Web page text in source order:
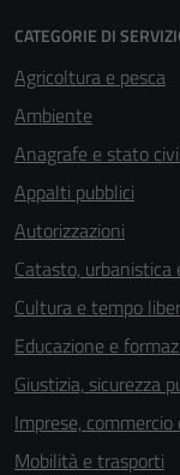
CATEGORIE DI
Agricoltura e pesca
Ambiente
Anagrafe e stato
Appalti pubblici
Autorizzazioni
Catasto, urbanistica
Cultura e tempo
Educazione e
Giustizia, sicurezza
Imprese, commercio
Mobilità e trasporti